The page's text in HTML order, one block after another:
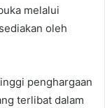
melalui
oleh
penghargaan
terlibat dalam